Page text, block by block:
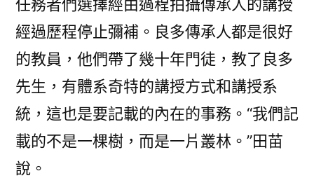
任務者們選擇經由過程拍攝傳承人的講授
經過歷程停止彌補。良多傳承人都是很好
的教員，他們帶了幾十年門徒，教了良多
先生，有體系奇特的講授方式和講授系
統，這也是要記載的內在的事務。“我們記
載的不是一棵樹，而是一片叢林。”田苗
說。